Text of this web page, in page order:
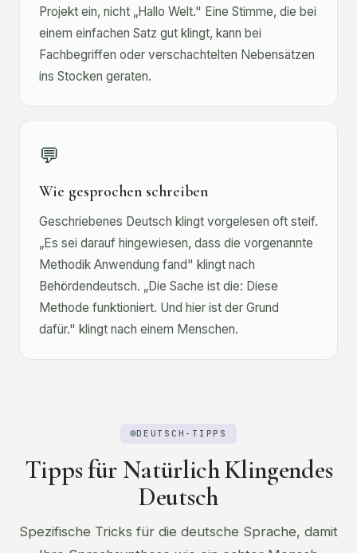
Projekt ein, nicht „Hallo Welt." Eine Stimme, die bei
einem einfachen Satz gut klingt, kann bei
Fachbegriffen oder verschachtelten Nebensätzen
ins Stocken geraten.
💬
Wie gesprochen schreiben
Geschriebenes Deutsch klingt vorgelesen oft steif.
„Es sei darauf hingewiesen, dass die vorgenannte
Methodik Anwendung fand" klingt nach
Behördendeutsch. „Die Sache ist die: Diese
Methode funktioniert. Und hier ist der Grund
dafür." klingt nach einem Menschen.
DEUTSCH-TIPPS
Tipps für Natürlich Klingendes
Deutsch
Spezifische Tricks für die deutsche Sprache, damit